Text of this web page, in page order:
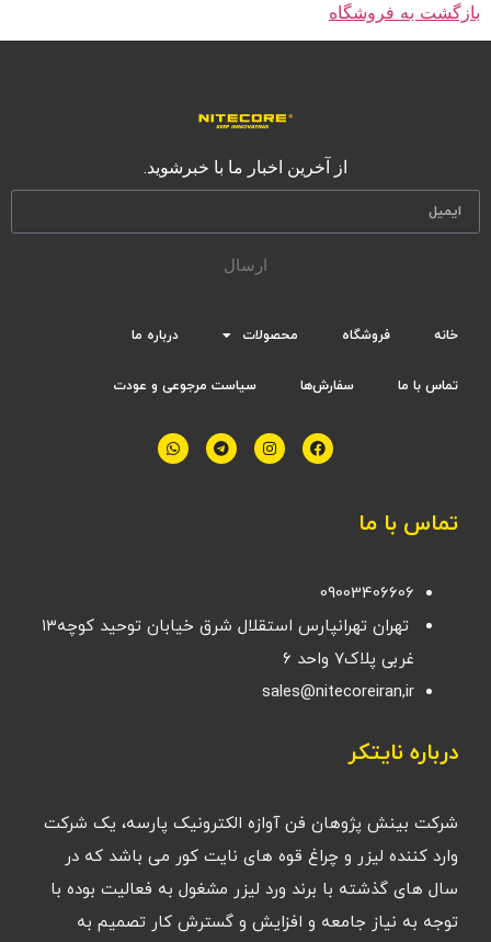
بازگشت به فروشگاه
از آخرین اخبار ما با خبرشوید.
ارسال
خانه فروشگاه محصولات درباره ما
تماس با ما سفارش‌ها سیاست مرجوعی و عودت
تماس با ما
09003406606
تهران تهرانپارس استقلال شرق خیابان توحید کوچه۱۳
غربی پلاک۷ واحد ۶
sales@nitecoreiran,ir
درباره نایتکر
شرکت بینش پژوهان فن آوازه الکترونیک پارسه، یک شرکت
وارد کننده لیزر و چراغ قوه های نایت کور می باشد که در
سال های گذشته با برند ورد لیزر مشغول به فعالیت بوده با
توجه به نیاز جامعه و افزایش و گسترش کار تصمیم به